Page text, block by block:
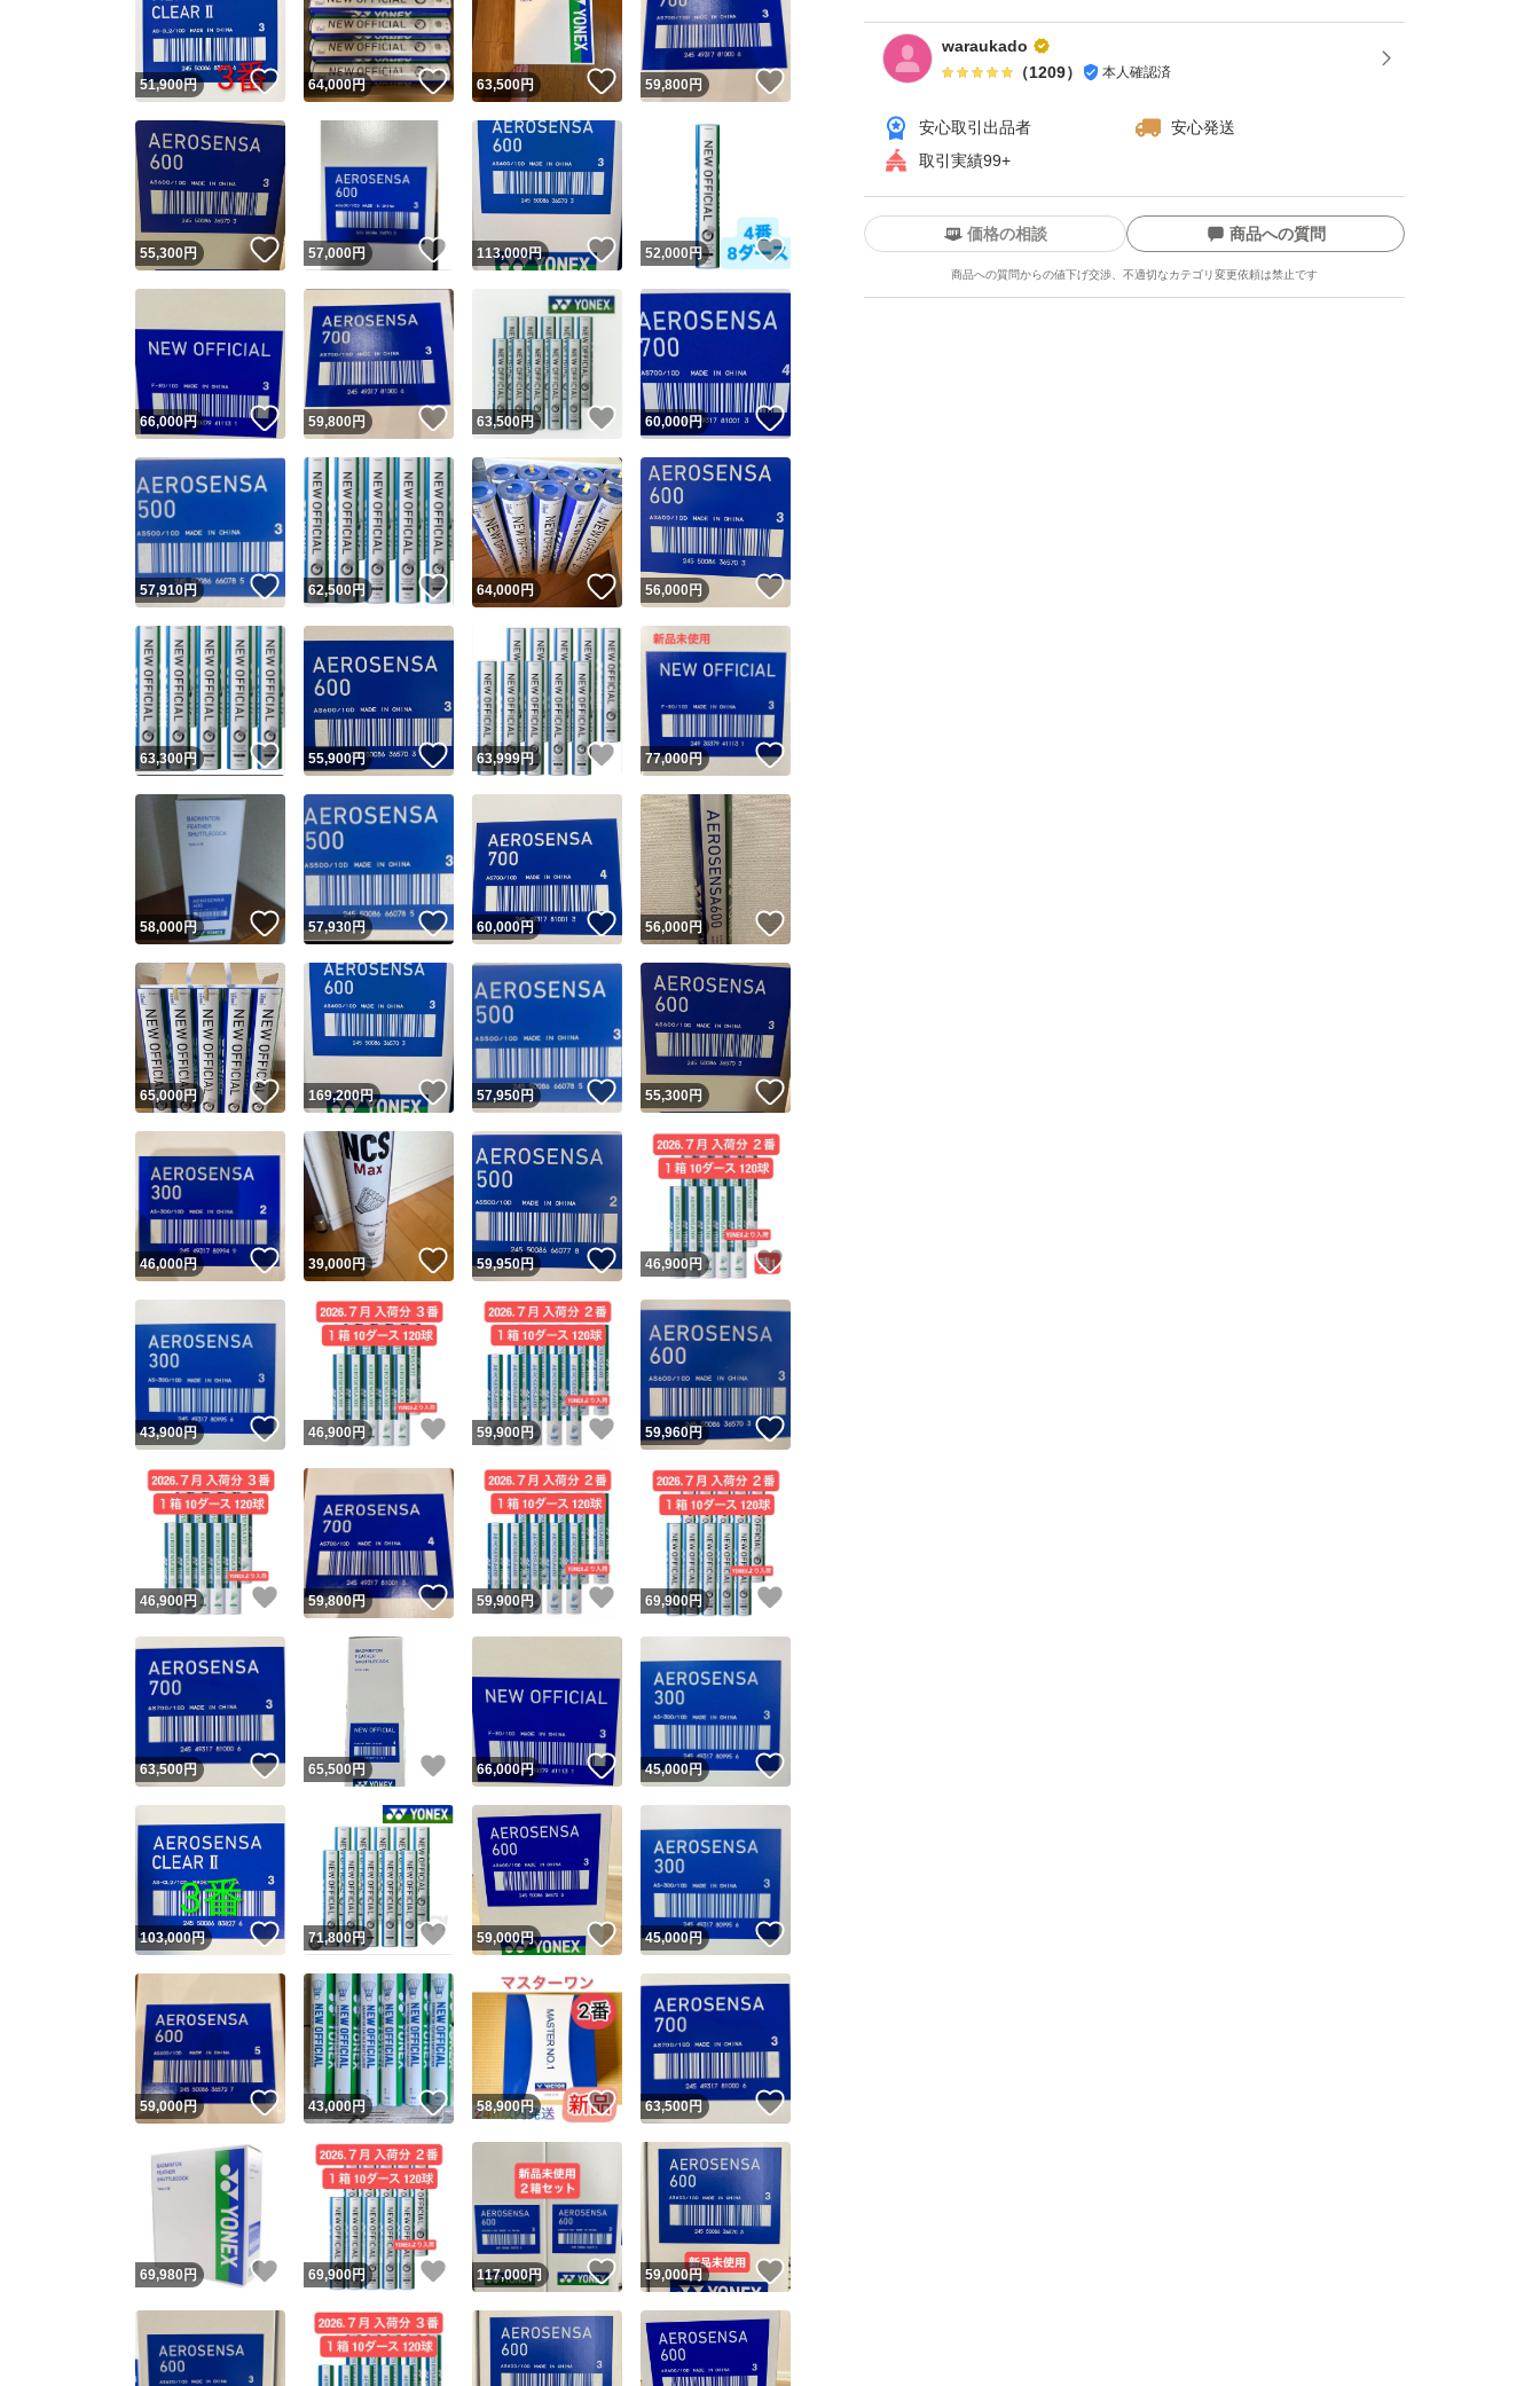
waraukado
（1209） 本人確認済
安心取引出品者
安心発送
取引実績99+
ユーザーの実績について
Yahoo!フリマが定めた一定の基準を満たしたユーザーにバッジを付与しています
安心取引出品者
安心取引出品者 Yahoo!フリマの基準をクリアした安心・安全なユーザーです
取引実績
取引実績◯+ このユーザーはYahoo!フリマの取引を完了させた実績があります
他フリマ実績◯+ このユーザーは他フリマサービスでの取引実績があります
スピード&安心発送
※このバッジは実績に基づく表示であり、発送を保証しているものではありません
スピード＆安心発送
このユーザーは高頻度で24時間以内＆設定した発送日数内に発送してい
ます
スピード発送 このユーザーは高頻度で24時間以内に発送しています
安心発送 このユーザーは設定した発送日数内に発送しています
価格の相談 商品への質問
商品への質問からの値下げ交渉、不適切なカテゴリ変更依頼は禁止です
この商品の情報をコピーします
商品画像の無断転載は禁止されています
1商品につき1回です
出品ページへ
キャンセル
51,900円 いいね！
64,000円 いいね！
63,500円 いいね！
59,800円
55,300円 いいね！
57,000円 いいね！
113,000円 いいね！
52,000 円
66,000円 いいね！
59,800円 いいね！
63,500円 いいね！
60,000円 いいね！
57,910円 いいね！
62,500円 いいね！
64,000円 いいね！
56,000円 いいね！
63,300円 いいね！
55,900円 いいね！
63,999円 いいね！
77,000円
58,000円 いいね！
57,930円 いいね！
60,000円 いいね！
56,000円 いいね！
65,000円 いいね！
169,200円 いいね！
57,950円 いいね！
55,300円 いいね！
46,000円 いいね！
39,000円 いいね！
59,950円 いいね！
46,900 円
43,900円 いいね！
46,900円 いいね！
59,900円 いいね！
59,960円
46,900円 いいね！
59,800円 いいね！
59,900円 いいね！
69,900円
63,500円 いいね！
65,500円 いいね！
66,000円 いいね！
45,000円
103,000円 いいね！
71,800円 いいね！
59,000円 いいね！
45,000円
59,000円 いいね！
43,000円 いいね！
58,900円 いいね！
63,500円 いいね！
69,980円 いいね！
69,900円 いいね！
117,000円 いいね！
59,000円 いいね！